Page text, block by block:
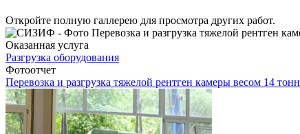
Откройте полную галлерею для просмотра других работ.
Оказанная услуга
Разгрузка оборудования
Фотоотчет
Перевозка и разгрузка тяжелой рентген камеры весом 14 тонн